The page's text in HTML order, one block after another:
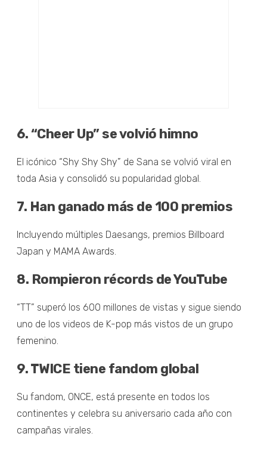
6. “Cheer Up” se volvió himno
El icónico “Shy Shy Shy” de Sana se volvió viral en
toda Asia y consolidó su popularidad global.
7. Han ganado más de 100 premios
Incluyendo múltiples Daesangs, premios Billboard
Japan y MAMA Awards.
8. Rompieron récords de YouTube
“TT” superó los 600 millones de vistas y sigue siendo
uno de los videos de K-pop más vistos de un grupo
femenino.
9. TWICE tiene fandom global
Su fandom, ONCE, está presente en todos los
continentes y celebra su aniversario cada año con
campañas virales.